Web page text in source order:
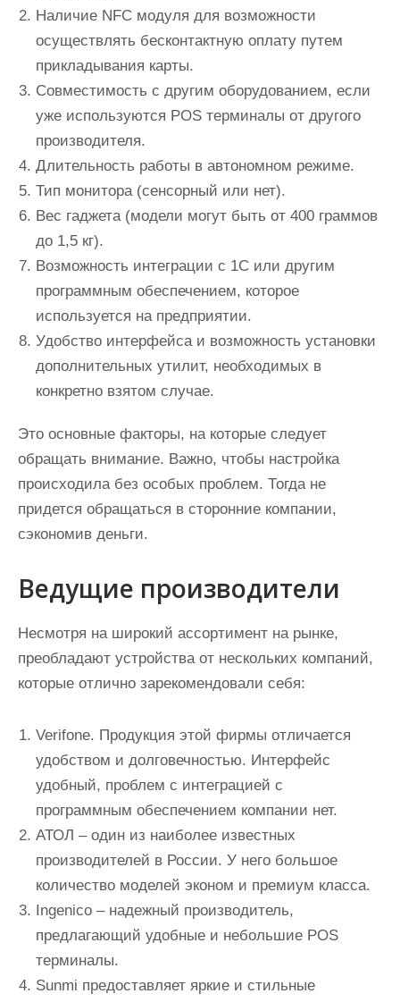
Наличие NFC модуля для возможности
осуществлять бесконтактную оплату путем
прикладывания карты.
Совместимость с другим оборудованием, если
уже используются POS терминалы от другого
производителя.
Длительность работы в автономном режиме.
Тип монитора (сенсорный или нет).
Вес гаджета (модели могут быть от 400 граммов
до 1,5 кг).
Возможность интеграции с 1С или другим
программным обеспечением, которое
используется на предприятии.
Удобство интерфейса и возможность установки
дополнительных утилит, необходимых в
конкретно взятом случае.
Это основные факторы, на которые следует
обращать внимание. Важно, чтобы настройка
происходила без особых проблем. Тогда не
придется обращаться в сторонние компании,
сэкономив деньги.
Ведущие производители
Несмотря на широкий ассортимент на рынке,
преобладают устройства от нескольких компаний,
которые отлично зарекомендовали себя:
Verifone. Продукция этой фирмы отличается
удобством и долговечностью. Интерфейс
удобный, проблем с интеграцией с
программным обеспечением компании нет.
АТОЛ – один из наиболее известных
производителей в России. У него большое
количество моделей эконом и премиум класса.
Ingenico – надежный производитель,
предлагающий удобные и небольшие POS
терминалы.
Sunmi предоставляет яркие и стильные